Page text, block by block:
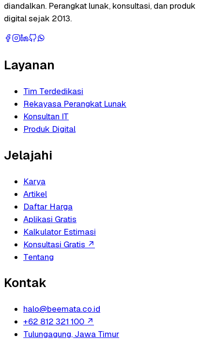
diandalkan. Perangkat lunak, konsultasi, dan produk
digital sejak 2013.
Layanan
Tim Terdedikasi
Rekayasa Perangkat Lunak
Konsultan IT
Produk Digital
Jelajahi
Karya
Artikel
Daftar Harga
Aplikasi Gratis
Kalkulator Estimasi
Konsultasi Gratis ↗
Tentang
Kontak
halo@beemata.co.id
+62 812 321 100 ↗
Tulungagung, Jawa Timur